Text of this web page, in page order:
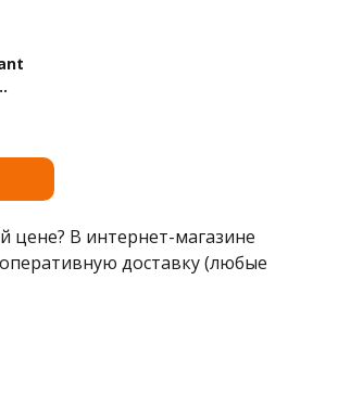
цене? В интернет-магазине
доставку (любые